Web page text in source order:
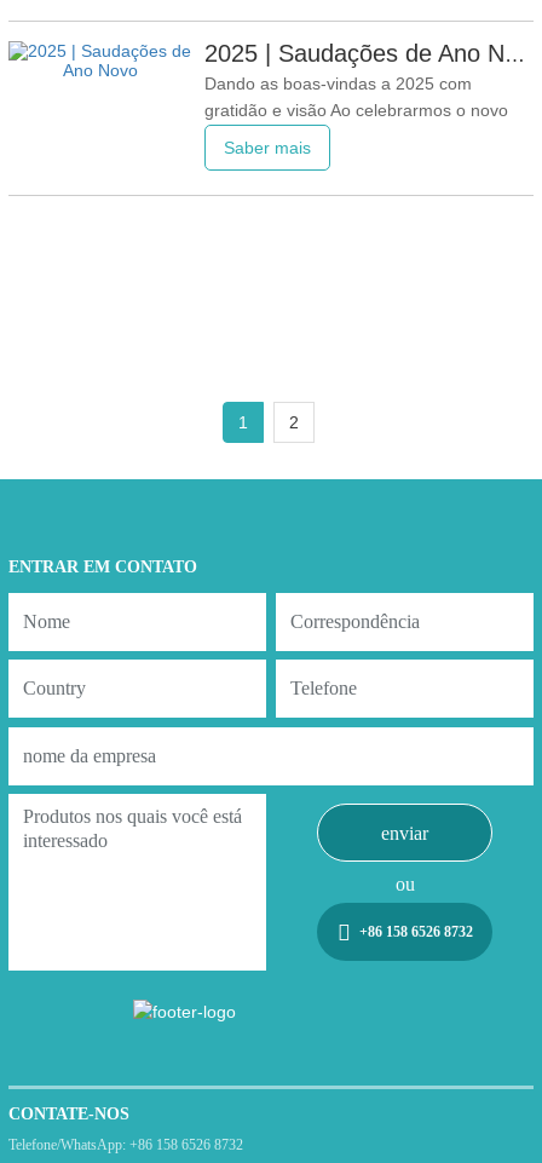
sucesso no Dubai. A exposição reuniu
mais de 800 fabricantes de mais de 40
países e regiões, oferecendo uma
2025 | Saudações de Ano Novo
Dando as boas-vindas a 2025 com
gratidão e visão Ao celebrarmos o novo
Ano Novo a todos os nossos valiosos
Saber mais
1 2
ENTRAR EM CONTATO
enviar
ou
+86 158 6526 8732
CONTATE-NOS
Telefone/WhatsApp: +86 158 6526 8732